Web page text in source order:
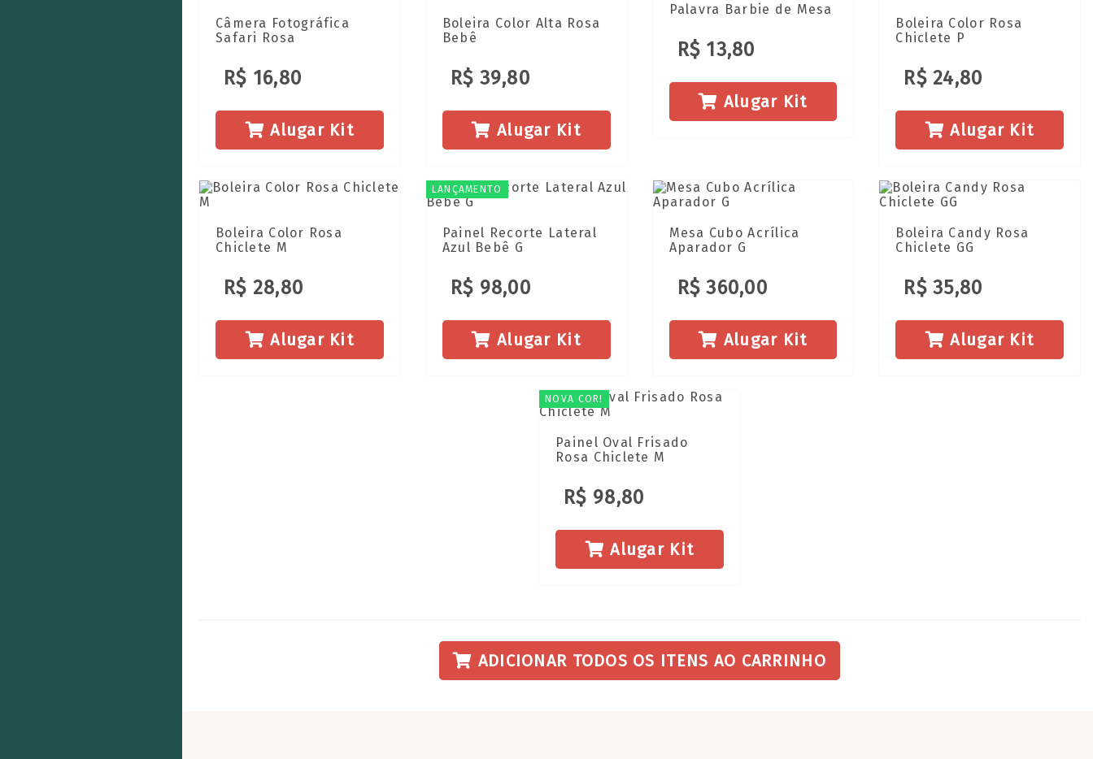
Câmera Fotográfica
Safari Rosa
R$ 16,80
Alugar Kit
Boleira Color Alta Rosa
Bebê
R$ 39,80
Alugar Kit
Palavra Barbie de Mesa
R$ 13,80
Alugar Kit
Boleira Color Rosa
Chiclete P
R$ 24,80
Alugar Kit
Boleira Color Rosa
Chiclete M
R$ 28,80
Alugar Kit
LANÇAMENTO
Painel Recorte Lateral
Azul Bebê G
R$ 98,00
Alugar Kit
Mesa Cubo Acrílica
Aparador G
R$ 360,00
Alugar Kit
Boleira Candy Rosa
Chiclete GG
R$ 35,80
Alugar Kit
NOVA COR!
Painel Oval Frisado
Rosa Chiclete M
R$ 98,80
Alugar Kit
ADICIONAR TODOS OS ITENS AO CARRINHO